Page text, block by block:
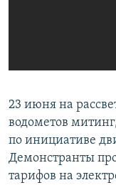
23 июня на
водометов
по инициативе
Демонстранты
тарифов на